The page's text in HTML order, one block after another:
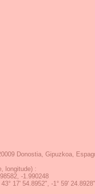
Donostia, Gipuzkoa,
longitude) :
-1.990248
43° 17' 54.8952", -1° 59' 24.8928"